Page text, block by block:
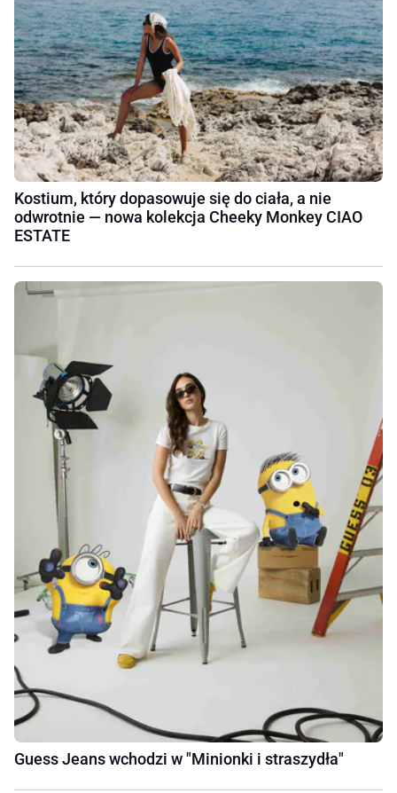
Kostium, który dopasowuje się do ciała, a nie
odwrotnie — nowa kolekcja Cheeky Monkey CIAO
ESTATE
Guess Jeans wchodzi w "Minionki i straszydła"